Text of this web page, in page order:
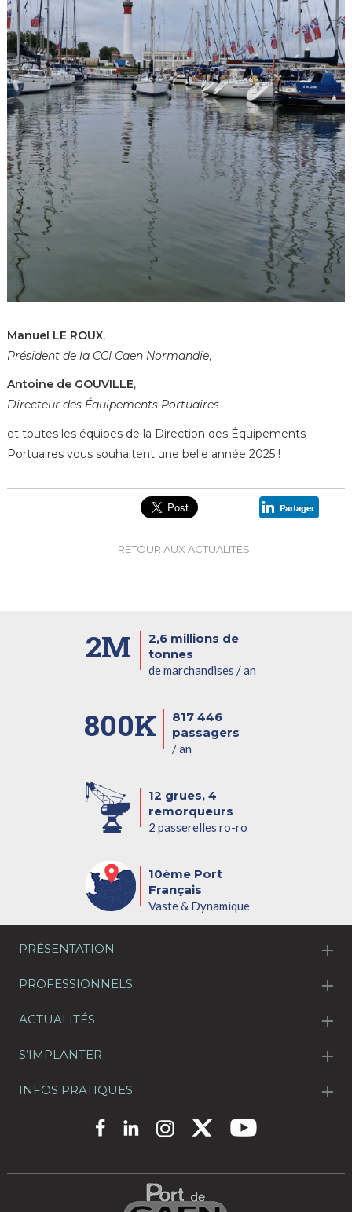
Manuel LE ROUX,
Président de la CCI Caen Normandie,
Antoine de GOUVILLE,
Directeur des Équipements Portuaires
et toutes les équipes de la Direction des Équipements
Portuaires vous souhaitent une belle année 2025 !
RETOUR AUX ACTUALITÉS
2M
2,6 millions de
tonnes
de marchandises / an
800K
817 446
passagers
/ an
12 grues, 4
remorqueurs
2 passerelles ro-ro
10ème Port
Français
Vaste & Dynamique
PRÉSENTATION
PROFESSIONNELS
ACTUALITÉS
S’IMPLANTER
INFOS PRATIQUES